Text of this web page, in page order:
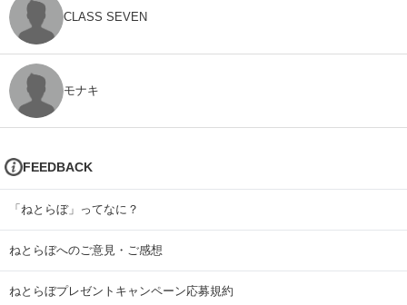
CLASS SEVEN
モナキ
FEEDBACK
「ねとらぼ」ってなに？
ねとらぼへのご意見・ご感想
ねとらぼプレゼントキャンペーン応募規約